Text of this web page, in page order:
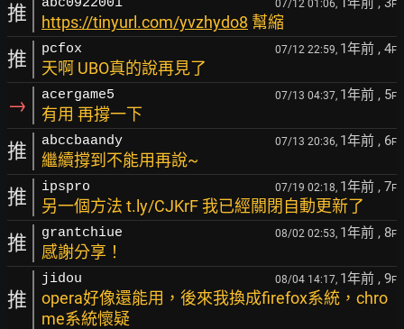
推 abc0922001 07/12 01:06, F
https://tinyurl.com/yvzhydo8 幫縮
推 pcfox 07/12 22:59, 1年前 , 4F
天啊 UBO真的說再見了
→ acergame5 07/13 04:37, 1年前 , 5F
有用 再撐一下
推 abccbaandy 07/13 20:36, 1年前 , 6F
繼續撐到不能用再說~
推 ipspro 07/19 02:18, 1年前 , 7F
另一個方法 t.ly/CJKrF 我已經關閉自動更新了
推 grantchiue 08/02 02:53, 1年前 , 8F
感謝分享！
推
jidou 08/04 14:17, 1年前 , 9F
opera好像還能用，後來我換成firefox系統，chro
me系統懷疑